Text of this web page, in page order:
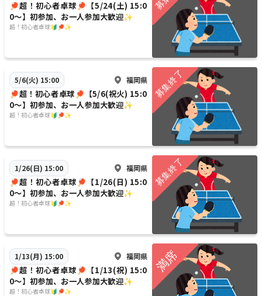
🏓超！初心者卓球🏓【5/24(土) 15:0
0〜】初参加、お一人参加大歓迎✨
超！初心者卓球🔰🏓✨
5/6(火) 15:00 福岡県
🏓超！初心者卓球🏓【5/6(祝火) 15:0
0〜】初参加、お一人参加大歓迎✨
超！初心者卓球🔰🏓✨
1/26(日) 15:00 福岡県
🏓超！初心者卓球🏓【1/26(日) 15:0
0〜】初参加、お一人参加大歓迎✨
超！初心者卓球🔰🏓✨
1/13(月) 15:00 福岡県
🏓超！初心者卓球🏓【1/13(祝) 15:0
0〜】初参加、お一人参加大歓迎✨
超！初心者卓球🔰🏓✨